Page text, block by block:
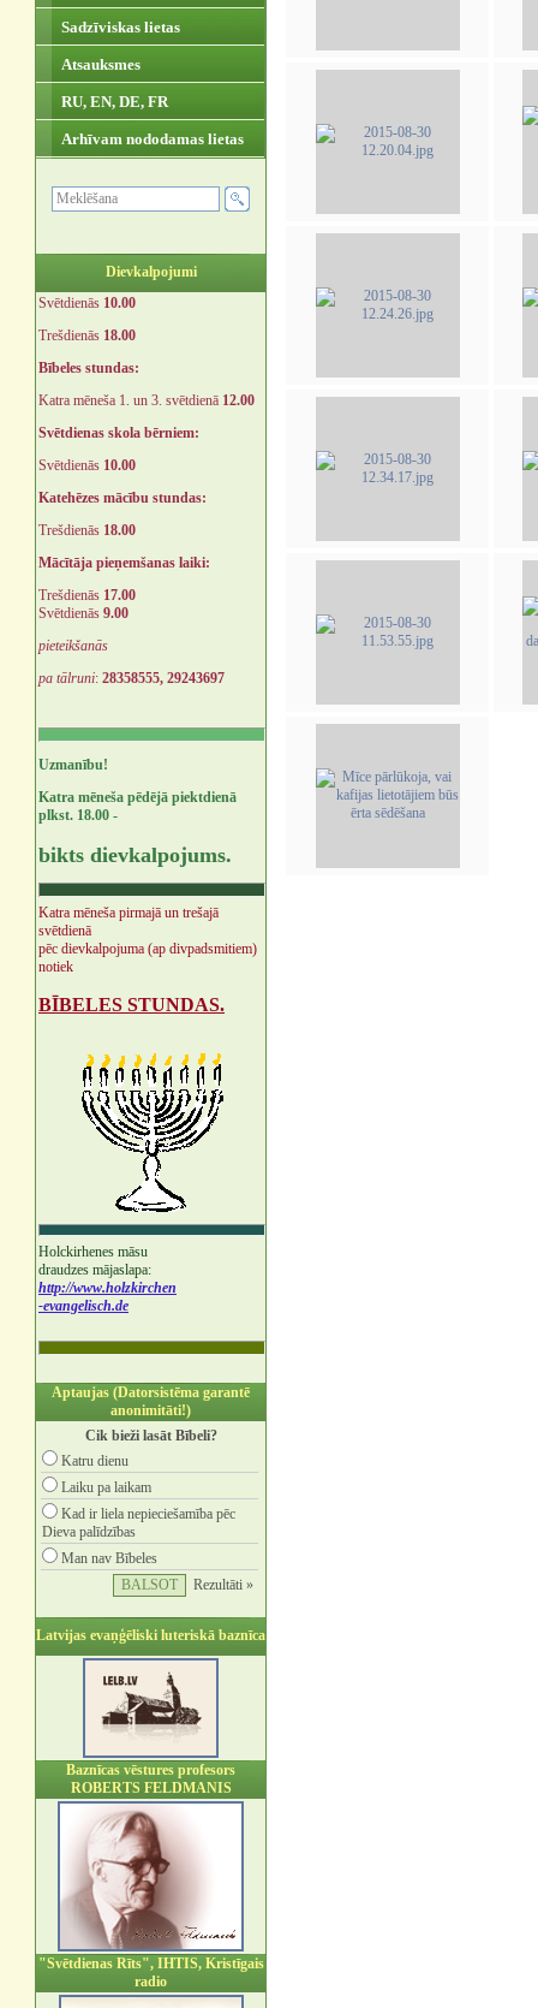
Sadzīviskas lietas
Atsauksmes
RU, EN, DE, FR
Arhīvam nododamas lietas
Dievkalpojumi
Svētdienās 10.00
Trešdienās 18.00
Bībeles stundas:
Katra mēneša 1. un 3. svētdienā 12.00
Svētdienas skola bērniem:
Svētdienās 10.00
Katehēzes mācību stundas:
Trešdienās 18.00
Mācītāja pieņemšanas laiki:
Trešdienās 17.00
Svētdienās 9.00
pieteikšanās
pa tālruni: 28358555, 29243697
Uzmanību!
Katra mēneša pēdējā piektdienā
plkst. 18.00 -
bikts dievkalpojums.
Katra mēneša pirmajā un trešajā
svētdienā
pēc dievkalpojuma (ap divpadsmitiem)
notiek
BĪBELES STUNDAS.
Holckirhenes māsu
draudzes mājaslapa:
http://www.holzkirchen
-evangelisch.de
Aptaujas (Datorsistēma garantē
anonimitāti!)
Cik bieži lasāt Bībeli?
Katru dienu
Laiku pa laikam
Kad ir liela nepieciešamība pēc
Dieva palīdzības
Man nav Bībeles
Rezultāti »
Latvijas evaņģēliski luteriskā baznīca
Baznīcas vēstures profesors
ROBERTS FELDMANIS
"Svētdienas Rīts", IHTIS, Kristīgais
radio